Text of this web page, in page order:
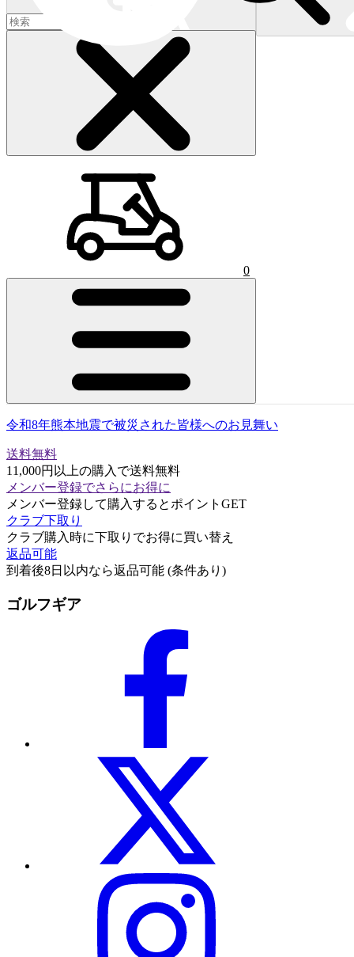
ショッピングカート 0)
0
令和8年熊本地震で被災された皆様へのお見舞い
送料無料
11,000円以上の購入で送料無料
メンバー登録でさらにお得に
メンバー登録して購入するとポイントGET
クラブ下取り
クラブ購入時に下取りでお得に買い替え
返品可能
到着後8日以内なら返品可能 (条件あり)
ゴルフギア